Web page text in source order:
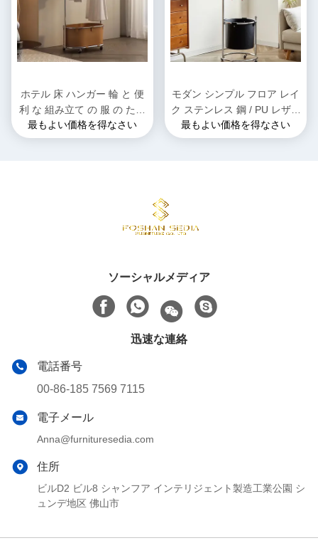
ホテル 床 ハンガー 輪 と 便
利 な 組み立て の 服 の ため
に 必要
最もよい価格を得なさい
モダン シンプル フロア レイ
ク ステンレス 鋼 / PU レザー
オーガナイザー
最もよい価格を得なさい
ソーシャルメディア
迅速な連絡
電話番号
00-86-185 7569 7115
電子メール
Anna@furnituresedia.com
住所
ビルD2 ビル8 シャンフア インテリジェント製造工業公園 シ
ュンデ地区 佛山市